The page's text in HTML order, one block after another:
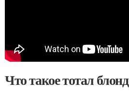
Что такое тотал блонд